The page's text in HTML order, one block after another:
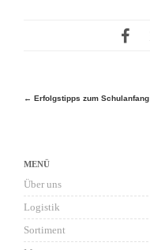
Beitragsnavigation
← Erfolgstipps zum Schulanfang
MENÜ
Über uns
Logistik
Sortiment